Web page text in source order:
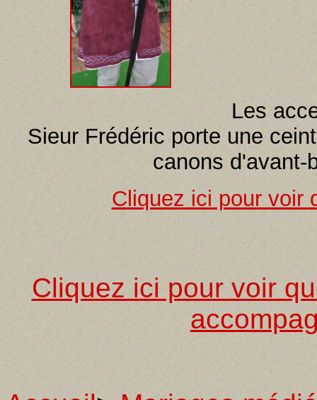
Les
Sieur Frédéric porte une
canons d'avant-
Cliquez ici pour voir
Cliquez ici pour voir